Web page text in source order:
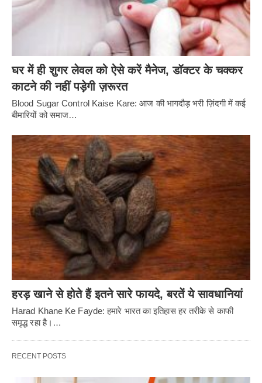
घर में ही शुगर लेवल को ऐसे करें मैनेज, डॉक्टर के चक्कर
काटने की नहीं पड़ेगी ज़रूरत
Blood Sugar Control Kaise Kare: आज की भागदौड़ भरी ज़िंदगी में कई
बीमारियों को समाज…
हरड़ खाने से होते हैं इतने सारे फायदे, बरतें ये सावधानियां
Harad Khane Ke Fayde: हमारे भारत का इतिहास हर तरीके से काफी
समृद्ध रहा है।…
RECENT POSTS